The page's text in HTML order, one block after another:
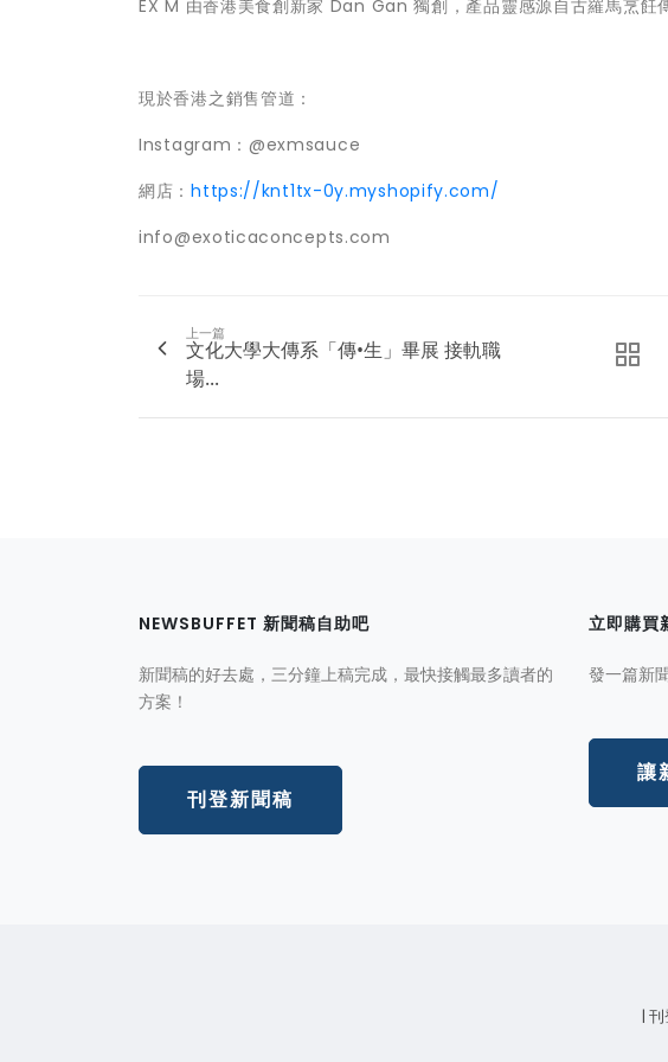
EX M 由香港美食創新家 Dan Gan 獨創，產品靈感源自古羅馬烹飪
現於香港之銷售管道：
Instagram：@exmsauce
網店：https://knt1tx-0y.myshopify.com/
info@exoticaconcepts.com
上一篇
文化大學大傳系「傳•生」畢展 接軌職
場...
NEWSBUFFET 新聞稿自助吧
新聞稿的好去處，三分鐘上稿完成，最快接觸最多讀者的
方案！
刊登新聞稿
立即購買
發一篇新
讓
|